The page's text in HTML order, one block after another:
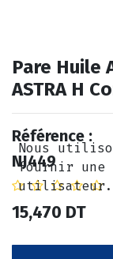
Pare Huile
ASTRA H
Référence :
NJ449
15,470 DT
Nous
fournir une
utilisateur.